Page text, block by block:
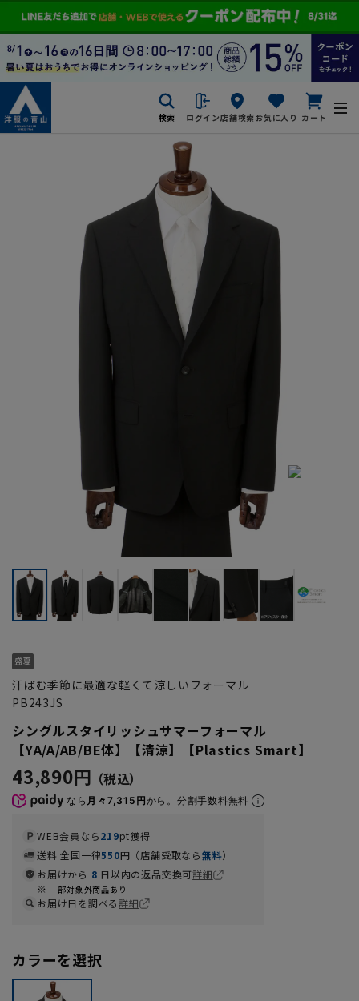
検索 ログイン店舗検索お気に入り カート
汗ばむ季節に最適な軽くて涼しいフォーマル
PB243JS
シングルスタイリッシュサマーフォーマル
【YA/A/AB/BE体】【清涼】【Plastics Smart】
43,890円
なら 月々7,315円から。分割手数料無料
WEB会員なら219pt獲得
送料 全国一律550円（店舗受取なら無料）
お届けから 8 日以内の返品交換可詳細
一部対象外商品あり
お届け日を調べる詳細
カラーを選択